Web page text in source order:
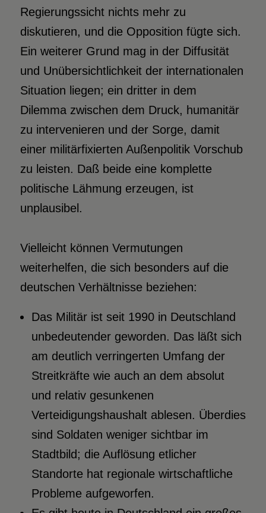
Regierungssicht nichts mehr zu
diskutieren, und die Opposition fügte sich.
Ein weiterer Grund mag in der Diffusität
und Unübersichtlichkeit der internationalen
Situation liegen; ein dritter in dem
Dilemma zwischen dem Druck, humanitär
zu intervenieren und der Sorge, damit
einer militärfixierten Außenpolitik Vorschub
zu leisten. Daß beide eine komplette
politische Lähmung erzeugen, ist
unplausibel.
Vielleicht können Vermutungen
weiterhelfen, die sich besonders auf die
deutschen Verhältnisse beziehen:
Das Militär ist seit 1990 in Deutschland
unbedeutender geworden. Das läßt sich
am deutlich verringerten Umfang der
Streitkräfte wie auch an dem absolut
und relativ gesunkenen
Verteidigungshaushalt ablesen. Überdies
sind Soldaten weniger sichtbar im
Stadtbild; die Auflösung etlicher
Standorte hat regionale wirtschaftliche
Probleme aufgeworfen.